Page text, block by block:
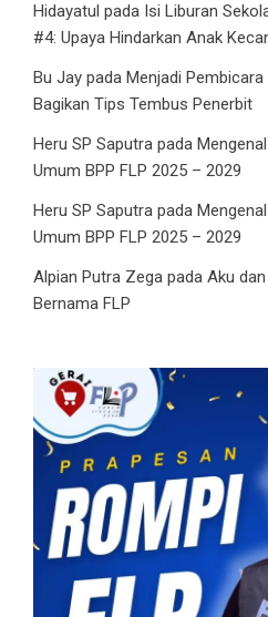
Hidayatul pada Isi Liburan
#4: Upaya Hindarkan Anak
Bu Jay pada Menjadi Pembicara
Bagikan Tips Tembus Penerbit
Heru SP Saputra pada
Umum BPP FLP 2025 – 2029
Heru SP Saputra pada
Umum BPP FLP 2025 – 2029
Alpian Putra Zega pada Aku
Bernama FLP